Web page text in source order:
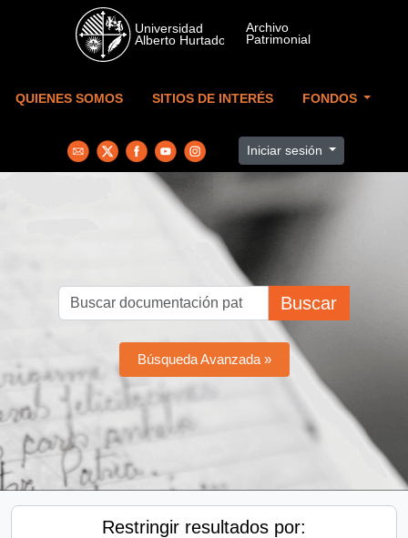
Skip to main content
QUIENES SOMOS SITIOS DE INTERÉS FONDOS
Iniciar sesión
Buscar
Búsqueda Avanzada »
Restringir resultados por: